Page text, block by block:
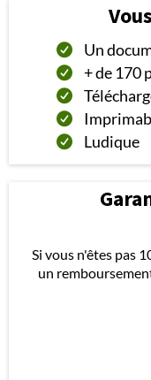
Un
+ de 170
Ludique
Si vous n'êtes pas
un